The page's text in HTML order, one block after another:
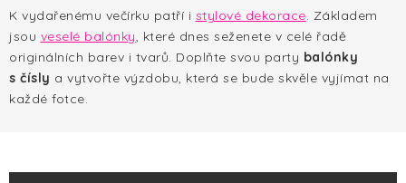
NAROZENINY
SVATBA
K vydařenému večírku patří i stylové dekorace. Základem
jsou veselé balónky, které dnes seženete v celé řadě
originálních barev i tvarů. Doplňte svou party balónky
s čísly a vytvořte výzdobu, která se bude skvěle vyjímat na
každé fotce.